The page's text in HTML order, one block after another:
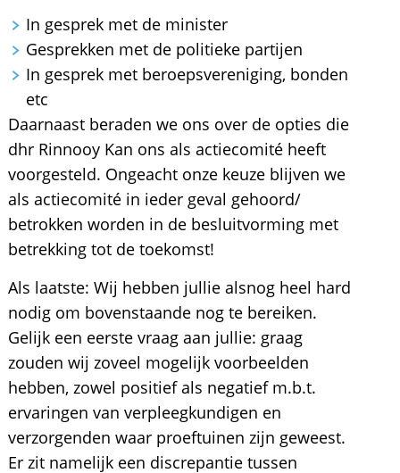
In gesprek met de minister
Gesprekken met de politieke partijen
In gesprek met beroepsvereniging, bonden
etc
Daarnaast beraden we ons over de opties die
dhr Rinnooy Kan ons als actiecomité heeft
voorgesteld. Ongeacht onze keuze blijven we
als actiecomité in ieder geval gehoord/
betrokken worden in de besluitvorming met
betrekking tot de toekomst!
Als laatste: Wij hebben jullie alsnog heel hard
nodig om bovenstaande nog te bereiken.
Gelijk een eerste vraag aan jullie: graag
zouden wij zoveel mogelijk voorbeelden
hebben, zowel positief als negatief m.b.t.
ervaringen van verpleegkundigen en
verzorgenden waar proeftuinen zijn geweest.
Er zit namelijk een discrepantie tussen